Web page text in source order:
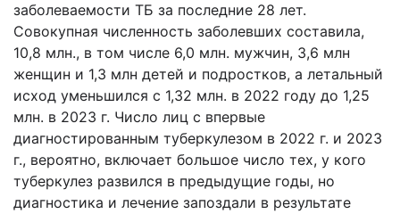
заболеваемости ТБ за последние 28 лет.
Совокупная численность заболевших составила,
10,8 млн., в том числе 6,0 млн. мужчин, 3,6 млн
женщин и 1,3 млн детей и подростков, а летальный
исход уменьшился с 1,32 млн. в 2022 году до 1,25
млн. в 2023 г. Число лиц с впервые
диагностированным туберкулезом в 2022 г. и 2023
г., вероятно, включает большое число тех, у кого
туберкулез развился в предыдущие годы, но
диагностика и лечение запоздали в результате